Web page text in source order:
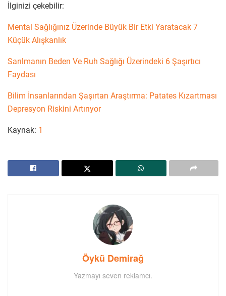
İlginizi çekebilir:
Mental Sağlığınız Üzerinde Büyük Bir Etki Yaratacak 7
Küçük Alışkanlık
Sarılmanın Beden Ve Ruh Sağlığı Üzerindeki 6 Şaşırtıcı
Faydası
Bilim İnsanlarından Şaşırtan Araştırma: Patates Kızartması
Depresyon Riskini Artırıyor
Kaynak: 1
Öykü Demirağ
Yazmayı seven reklamcı.